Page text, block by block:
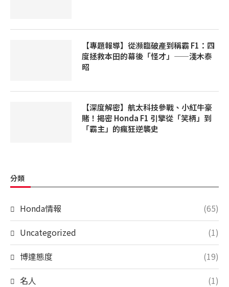
【專題報導】從瀕臨破產到稱霸 F1：四
度拯救本田的幕後「怪才」——淺木泰
昭
【深度解密】航太科技參戰、小紅牛豪
賭！揭密 Honda F1 引擎從「笑柄」到
「霸主」的瘋狂逆襲史
分類
Honda情報
(65)
Uncategorized
(1)
博達態度
(19)
名人
(1)